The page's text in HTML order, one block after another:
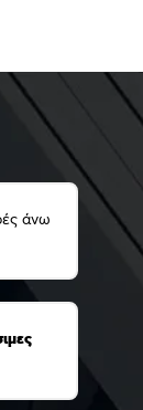
άνω